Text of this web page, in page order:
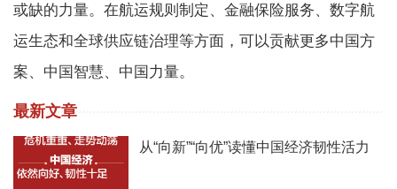
或缺的力量。在航运规则制定、金融保险服务、数字航
运生态和全球供应链治理等方面，可以贡献更多中国方
案、中国智慧、中国力量。
最新文章
从“向新”“向优”读懂中国经济韧性活力